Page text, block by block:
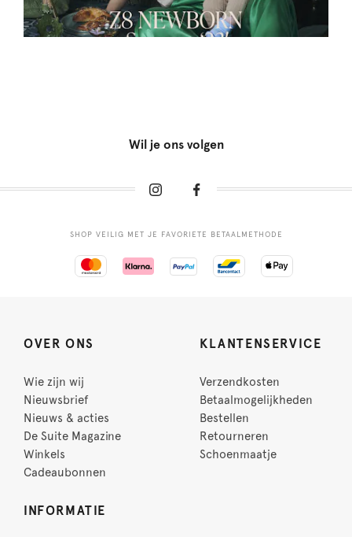
Wil je ons volgen
SHOP VEILIG MET JE FAVORIETE BETAALMETHODE
OVER ONS
Wie zijn wij
Nieuwsbrief
Nieuws & acties
De Suite Magazine
Winkels
Cadeaubonnen
KLANTENSERVICE
Verzendkosten
Betaalmogelijkheden
Bestellen
Retourneren
Schoenmaatje
INFORMATIE